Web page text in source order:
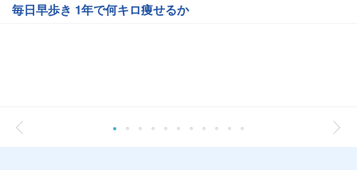
毎日早歩き 1年で何キロ痩せるか